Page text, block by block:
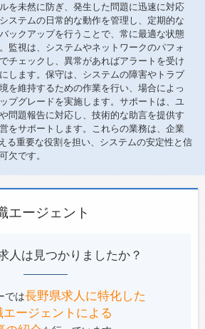
を未然に防ぎ、発生した問題に迅速に対応
ステムの日常的な動作を管理し、定期的な
ックアップを行うことで、常に最適な状態
監視は、システムやネットワークのパフォ
チェックし、異常があればアラートを受け
します。保守は、システムの障害やトラブ
を維持するための作業を行い、場合によっ
プグレードを実施します。サポートは、ユ
問題報告に対応し、技術的な助言を提供す
をサポートします。これらの業務は、企業
る重要な役割を担い、システムの安定性と信
欠です。
エージェント
人は見つかりましたか？
では長野県求人に特化した
エージェントによる